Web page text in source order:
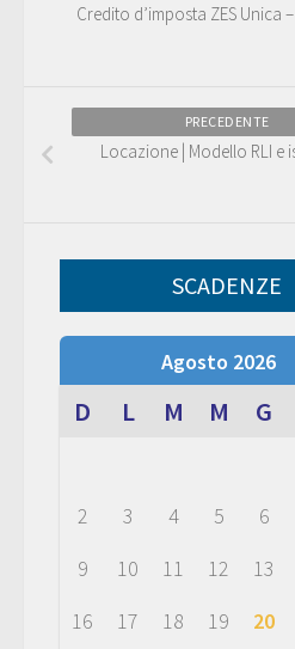
Credito d’imposta ZES Unica
PRECEDENTE
Locazione | Modello RLI e
SCADENZE
Agosto 2026
D L M M G
2
3 4 5 6
9
10 11 12 13
16
17 18 19 20